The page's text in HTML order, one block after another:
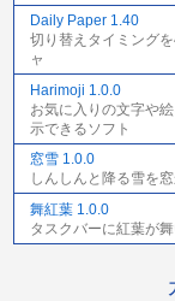
Daily Paper 1.40
切り替えタイミング
ャ
Harimoji 1.0.0
お気に入りの文字や
示できるソフト
窓雪 1.0.0
しんしんと降る雪を
舞紅葉 1.0.0
タスクバーに紅葉が